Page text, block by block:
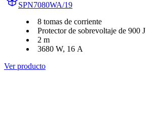
SPN7080WA/19
8 tomas de corriente
Protector de sobrevoltaje de 900 J
2 m
3680 W, 16 A
Ver producto